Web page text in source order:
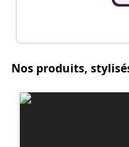
Nos produits,